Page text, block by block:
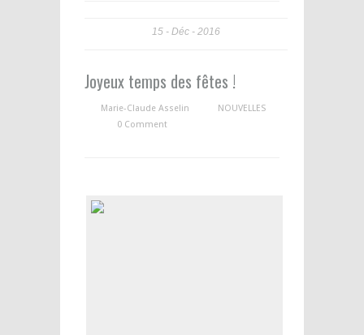
15 Déc 2016
Joyeux temps des fêtes !
Marie-Claude Asselin
NOUVELLES
0 Comment